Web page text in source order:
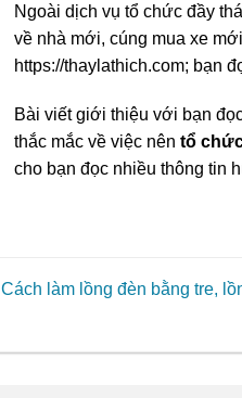
Ngoài dịch vụ tổ chức đầy
về nhà mới, cúng mua xe
https://thaylathich.com; bạn
Bài viết giới thiệu với bạn
thắc mắc về việc nên tổ
cho bạn đọc nhiều thông tin
Cách làm lồng đèn bằng tre,